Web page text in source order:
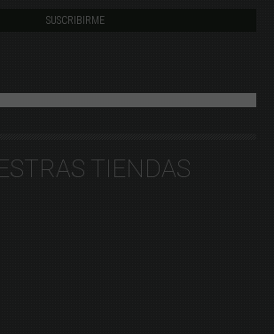
TIENDAS